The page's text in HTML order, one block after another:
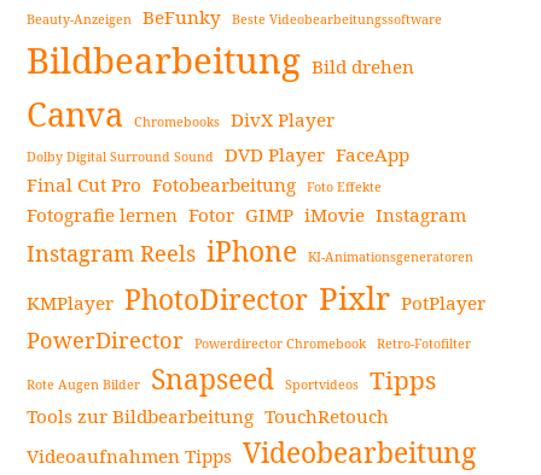
zur
Verbesserung
in
2024:
Die
ultimative
an
Video-
Upscaler-
Software
weiterlesen
Seitenleiste
Beauty-Anzeigen BeFunky Beste Videobearbeitungssoftware
Bildbearbeitung Bild drehen
Canva Chromebooks DivX Player
Dolby Digital Surround Sound DVD Player FaceApp
Final Cut Pro Fotobearbeitung Foto Effekte
Fotografie lernen Fotor GIMP iMovie Instagram
Instagram Reels iPhone KI-Animationsgeneratoren
KMPlayer PhotoDirector Pixlr PotPlayer
PowerDirector Powerdirector Chromebook Retro-Fotofilter
Rote Augen Bilder Snapseed Sportvideos Tipps
Tools zur Bildbearbeitung TouchRetouch
Videoaufnahmen Tipps Videobearbeitung